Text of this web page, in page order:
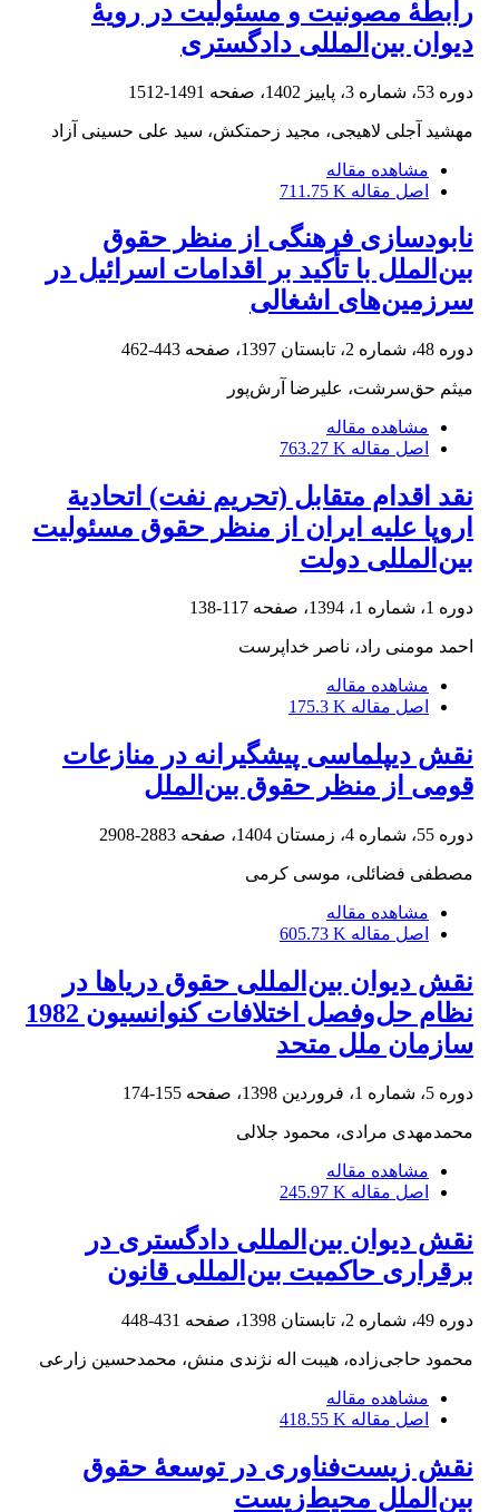
رابطۀ مصونیت و مسئولیت در رویۀ
‏دیوان بین‌المللی دادگستری
دوره 53، شماره 3، پاییز 1402، صفحه 1491-1512
مهشید آجلی لاهیجی، مجید زحمتکش، سید علی حسینی آزاد
مشاهده مقاله
اصل مقاله 711.75 K
نابودسازی فرهنگی از منظر حقوق
بین‌الملل با تأکید بر اقدامات اسرائیل در
سرزمین‌های اشغالی
دوره 48، شماره 2، تابستان 1397، صفحه 443-462
میثم حق‌سرشت، علیرضا آرش‌پور
مشاهده مقاله
اصل مقاله 763.27 K
نقد اقدام متقابل (تحریم نفت) اتحادیة
اروپا علیه ایران از منظر حقوق مسئولیت
بین‌المللی دولت
دوره 1، شماره 1، 1394، صفحه 117-138
احمد مومنی راد، ناصر خداپرست
مشاهده مقاله
اصل مقاله 175.3 K
نقش دیپلماسی پیشگیرانه در منازعات
قومی از منظر حقوق بین‌الملل
دوره 55، شماره 4، زمستان 1404، صفحه 2883-2908
مصطفی فضائلی، موسی کرمی
مشاهده مقاله
اصل مقاله 605.73 K
نقش دیوان بین‌المللی حقوق دریاها در
نظام حل‌وفصل اختلافات کنوانسیون 1982
سازمان ملل متحد
دوره 5، شماره 1، فروردین 1398، صفحه 155-174
محمدمهدی مرادی، محمود جلالی
مشاهده مقاله
اصل مقاله 245.97 K
نقش دیوان بین‌المللی دادگستری در
برقراری حاکمیت بین‌المللی قانون
دوره 49، شماره 2، تابستان 1398، صفحه 431-448
محمود حاجی‌زاده، هیبت اله نژندی منش، محمدحسین زارعی
مشاهده مقاله
اصل مقاله 418.55 K
نقش زیست‌فناوری در توسعۀ حقوق
بین‌الملل محیط‌زیست